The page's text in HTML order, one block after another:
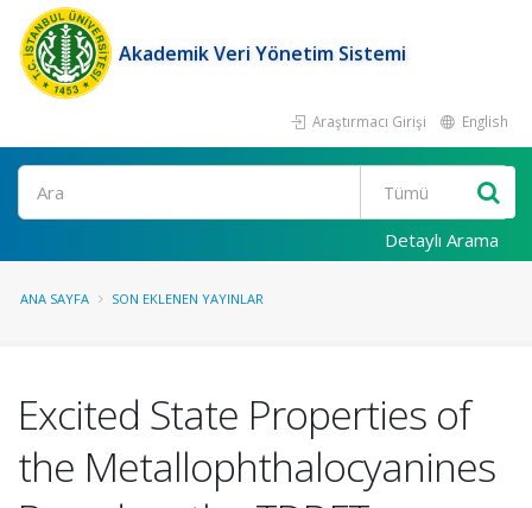
Akademik Veri Yönetim Sistemi
Araştırmacı Girişi English
Ara
Detaylı Arama
ANA SAYFA SON EKLENEN YAYINLAR
Excited State Properties of
the Metallophthalocyanines